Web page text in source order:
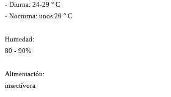
- Diurna: 24-29 ° C
- Nocturna: unos 20 ° C
Humedad:
80 - 90%
Alimentación:
insectívora